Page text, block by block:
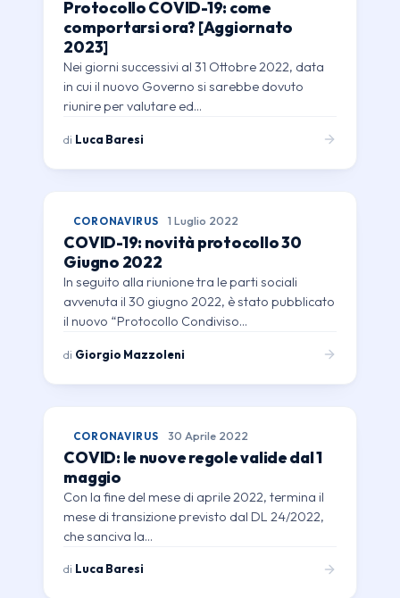
Protocollo COVID-19: come
comportarsi ora? [Aggiornato
2023]
Nei giorni successivi al 31 Ottobre 2022, data
in cui il nuovo Governo si sarebbe dovuto
riunire per valutare ed…
di Luca Baresi
CORONAVIRUS 1 Luglio 2022
COVID-19: novità protocollo 30
Giugno 2022
In seguito alla riunione tra le parti sociali
avvenuta il 30 giugno 2022, è stato pubblicato
il nuovo “Protocollo Condiviso…
di Giorgio Mazzoleni
CORONAVIRUS 30 Aprile 2022
COVID: le nuove regole valide dal 1
maggio
Con la fine del mese di aprile 2022, termina il
mese di transizione previsto dal DL 24/2022,
che sanciva la…
di Luca Baresi